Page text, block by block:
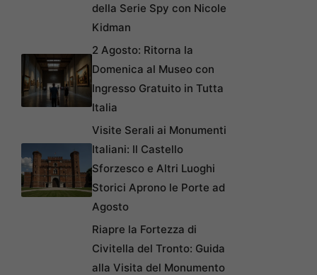
della Serie Spy con Nicole
Kidman
2 Agosto: Ritorna la
Domenica al Museo con
Ingresso Gratuito in Tutta
Italia
Visite Serali ai Monumenti
Italiani: Il Castello
Sforzesco e Altri Luoghi
Storici Aprono le Porte ad
Agosto
Riapre la Fortezza di
Civitella del Tronto: Guida
alla Visita del Monumento